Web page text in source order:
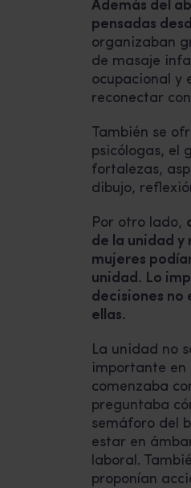
Además del
pensadas
organizaban
de masaje
ocupacional y
reconectar
También se
psicólogas, el
fortalezas,
dibujo,
Por otro lado,
de la unidad
mujeres
unidad. Lo
decisiones no
ellas.
La unidad no
importante en
comenzaba
preguntaba
semáforo del
estar en
laboral.
proponían